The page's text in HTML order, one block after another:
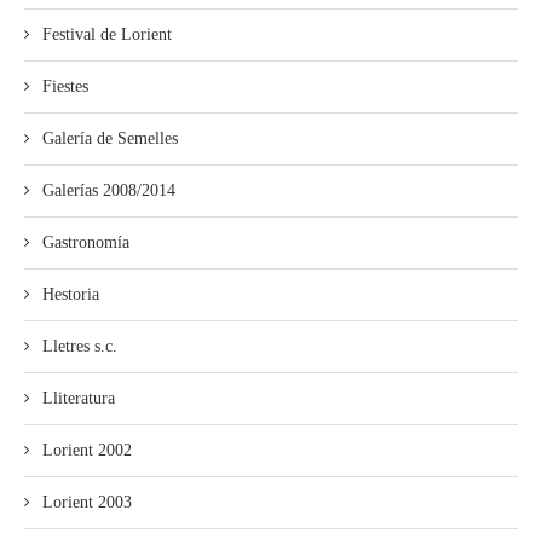
Festival de Lorient
Fiestes
Galería de Semelles
Galerías 2008/2014
Gastronomía
Hestoria
Lletres s.c.
Lliteratura
Lorient 2002
Lorient 2003